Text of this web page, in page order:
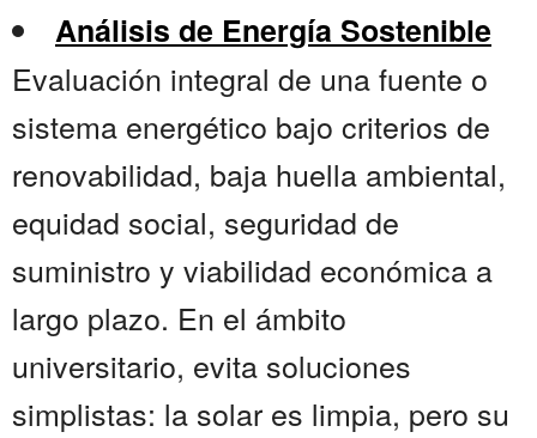
Análisis de Energía Sostenible
Evaluación integral de una fuente o
sistema energético bajo criterios de
renovabilidad, baja huella ambiental,
equidad social, seguridad de
suministro y viabilidad económica a
largo plazo. En el ámbito
universitario, evita soluciones
simplistas: la solar es limpia, pero su